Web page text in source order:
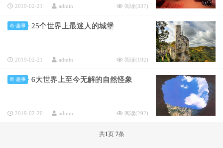
2019-02-21 admin 阅读(337)
奇·趣事 25个世界上最迷人的城堡
2019-02-21 admin 阅读(192)
奇·趣事 6大世界上至今无解的自然怪象
2019-02-20 admin 阅读(292)
共1页 7条